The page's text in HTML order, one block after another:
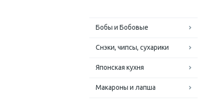
Бобы и Бобовые
Снэки, чипсы, сухарики
Японская кухня
Макароны и лапша